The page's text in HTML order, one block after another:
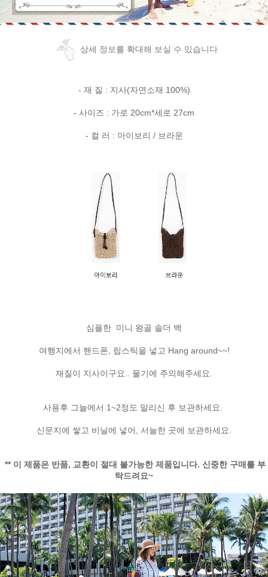
상세 정보를 확대해 보실 수 있습니다
- 재 질 : 지사(자연소재 100%)
- 사이즈 : 가로 20cm*세로 27cm
- 컬 러 : 아이보리 / 브라운
심플한 미니 왕골 솔더 백
여행지에서 핸드폰, 립스틱을 넣고 Hang around~~!
재질이 지사이구요.. 물기에 주의해주세요.
사용후 그늘에서 1~2정도 말리신 후 보관하세요.
신문지에 쌓고 비닐에 넣어, 서늘한 곳에 보관하세요.
** 이 제품은 반품, 교환이 절대 불가능한 제품입니다. 신중한 구매를 부
탁드려요~